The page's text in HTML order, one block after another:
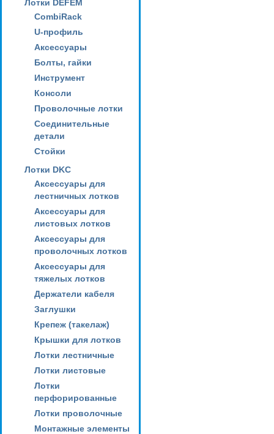
Лотки DEFEM
CombiRack
U-профиль
Аксессуары
Болты, гайки
Инструмент
Консоли
Проволочные лотки
Соединительные
детали
Стойки
Лотки DKC
Аксессуары для
лестничных лотков
Аксессуары для
листовых лотков
Аксессуары для
проволочных лотков
Аксессуары для
тяжелых лотков
Держатели кабеля
Заглушки
Крепеж (такелаж)
Крышки для лотков
Лотки лестничные
Лотки листовые
Лотки
перфорированные
Лотки проволочные
Монтажные элементы